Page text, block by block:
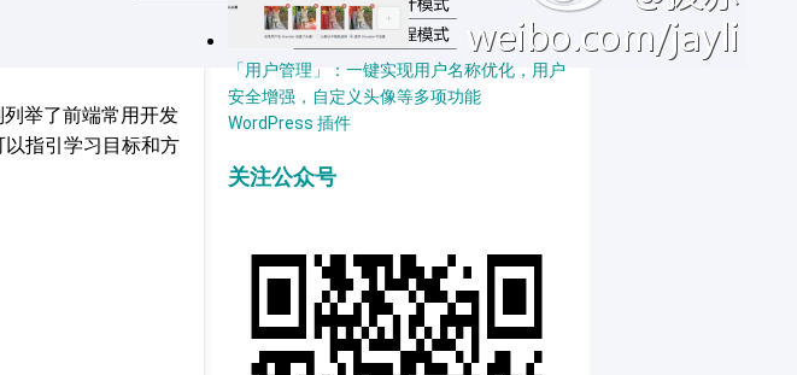
举了前端常用开发
指引学习目标和方
「用户管理」：一键实现用户名称优化，用户
安全增强，自定义头像等多项功能
WordPress 插件
关注公众号